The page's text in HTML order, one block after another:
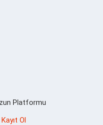
Platformu
Ol